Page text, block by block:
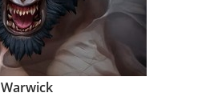
Warwick